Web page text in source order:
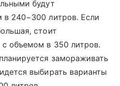
будут
в 240−300 литров. Если
стоит
объемом в 350 литров.
замораживать
выбирать варианты